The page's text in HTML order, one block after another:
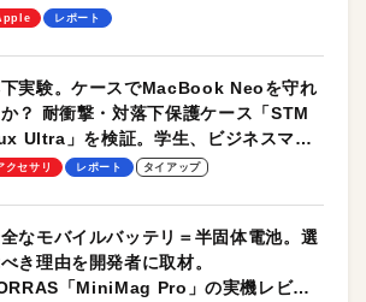
す！レポート
実験。ケースでMacBook Neoを守れ
？ 耐衝撃・対落下保護ケース「STM
Ultra」を検証。学生、ビジネスマン
バイルユースに最適！
クセサリ レポート タイアップ
なモバイルバッテリ＝半固体電池。選
き理由を開発者に取材。
「MiniMag Pro」の実機レビュ